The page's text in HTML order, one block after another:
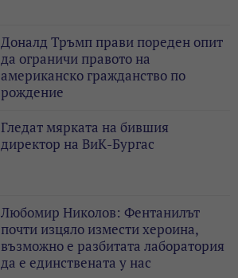
Доналд Тръмп прави пореден опит
да ограничи правото на
американско гражданство по
рождение
Гледат мярката на бившия
директор на ВиК-Бургас
Любомир Николов: Фентанилът
почти изцяло измести хероина,
възможно е разбитата лаборатория
да е единствената у нас